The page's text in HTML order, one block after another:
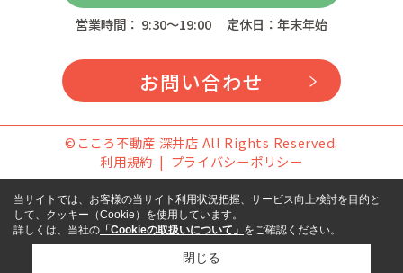
営業時間： 9:30～19:00 定休日：年末年始
お問い合わせ
©こころ不動産 深井店 All Rights Reserved.
利用規約
プライバシーポリシー
当サイトでは、お客様の当サイト利用状況把握、サービス向上検討を目的と
して、クッキー（Cookie）を使用しています。
詳しくは、当社の 「Cookieの取扱いについて」 をご確認ください。
閉じる